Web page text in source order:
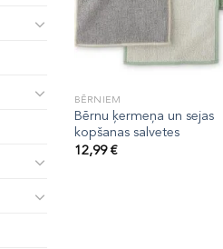
BĒRNIEM
Bērnu ķermeņa un sejas
kopšanas salvetes
12,99€